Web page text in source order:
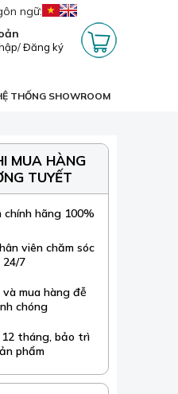
ngữ:
/Đăng ký
THỐNG SHOWROOM
MUA HÀNG
TUYẾT
chính hãng 100%
viên chăm sóc
7
mua hàng đễ
chóng
12 tháng, bảo trì
phẩm